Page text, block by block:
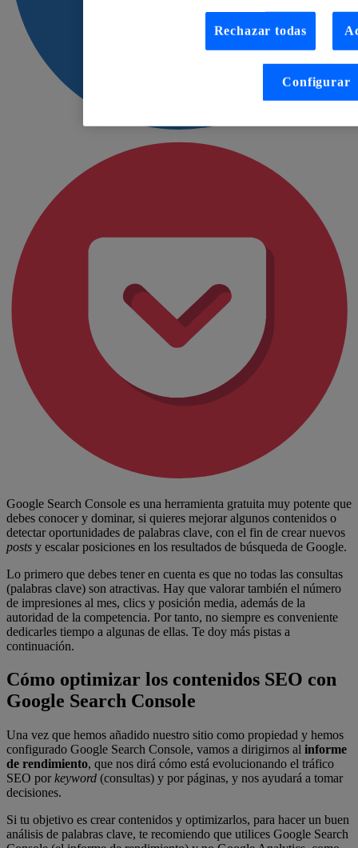
Google Search Console es una herramienta gratuita muy potente que
debes conocer y dominar, si quieres mejorar algunos contenidos o
detectar oportunidades de palabras clave, con el fin de crear nuevos
posts y escalar posiciones en los resultados de búsqueda de Google.
Lo primero que debes tener en cuenta es que no todas las consultas
(palabras clave) son atractivas. Hay que valorar también el número
de impresiones al mes, clics y posición media, además de la
autoridad de la competencia. Por tanto, no siempre es conveniente
dedicarles tiempo a algunas de ellas. Te doy más pistas a
continuación.
Cómo optimizar los contenidos SEO con
Google Search Console
Una vez que hemos añadido nuestro sitio como propiedad y hemos
configurado Google Search Console, vamos a dirigirnos al informe
de rendimiento, que nos dirá cómo está evolucionando el tráfico
SEO porkeyword (consultas) y por páginas, y nos ayudará a tomar
decisiones.
Si tu objetivo es crear contenidos y optimizarlos, para hacer un buen
análisis de palabras clave, te recomiendo que utilices Google Search
Rechazar todas
Configurar